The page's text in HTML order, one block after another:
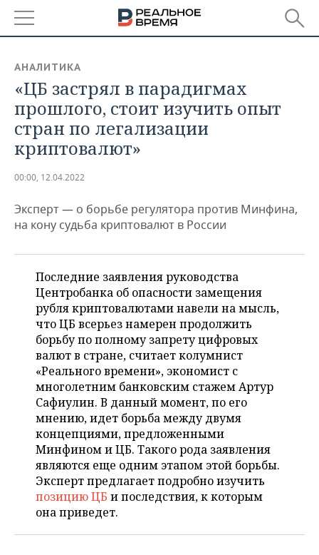
БАШКОРТОСТАН
ТАТАРСТАН
УДМУРТИЯ
НОВОСТИ
АНАЛИТИКА
НОВОСТИ АНАЛИТИКИ
ДЕКЛАРАЦИИ О ДОХОДАХ
КОРОЛИ ГОСЗАКАЗА ПФО
КОМУ ПРИНАДЛЕЖАТ
ТОРГОВЫЕ ЦЕНТРЫ
ТАТАРСТАНА
ЭКОНОМИКА
НОВОСТИ ЭКОНОМИКИ
ФИНАНСЫ
БЮДЖЕТ
ИНВЕСТИЦИИ
ПРОМЫШЛЕННОСТЬ
НОВОСТИ
ПРОМЫШЛЕННОСТИ
АГРОПРОМ
МАШИНОСТРОЕНИЕ
НЕФТЕХИМИЯ
НЕФТЬ
ОПК
ЭНЕРГЕТИКА
НЕДВИЖИМОСТЬ
НОВОСТИ АВТО
БИЗНЕС
НОВОСТИ БИЗНЕСА
РОЗНИЧНАЯ ТОРГОВЛЯ
ТРАНСПОРТ
УСЛУГИ
ТЕХНОЛОГИИ
НОВОСТИ ТЕХНОЛОГИЙ
МЕДИА
ТЕЛЕКОММУНИКАЦИИ
МЕРОПРИЯТИЯ
НОВОСТИ МЕРОПРИЯТИЙ
ВЫЕЗДНАЯ РЕДАКЦИЯ
БИЗНЕС-БРАНЧИ
ONLINE-КОНФЕРЕНЦИИ
ОТКРЫТАЯ ЛЕКЦИЯ
СПОРТ
НОВОСТИ СПОРТА
ФУТБОЛ
ХОККЕЙ
БАСКЕТБОЛ
ОБЩЕСТВО
НОВОСТИ ОБЩЕСТВА
ВЛАСТЬ
ИНФРАСТРУКТУРА
ФОТОГАЛЕРЕЯ
СЮЖЕТЫ
СПРАВОЧНИК
АНАЛИТИКА
«ЦБ застрял в парадигмах
прошлого, стоит изучить опыт
стран по легализации
криптовалют»
00:00, 12.04.2022
Эксперт — о борьбе регулятора против Минфина,
на кону судьба криптовалют в России
Последние заявления руководства
Центробанка об опасности замещения
рубля криптовалютами навели на мысль,
что ЦБ всерьез намерен продолжить
борьбу по полному запрету цифровых
валют в стране, считает колумнист
«Реального времени», экономист с
многолетним банковским стажем Артур
Сафиулин. В данный момент, по его
мнению, идет борьба между двумя
концепциями, предложенными
Минфином и ЦБ. Такого рода заявления
являются еще одним этапом этой борьбы.
Эксперт предлагает подробно изучить
позицию ЦБ и последствия, к которым
она приведет.